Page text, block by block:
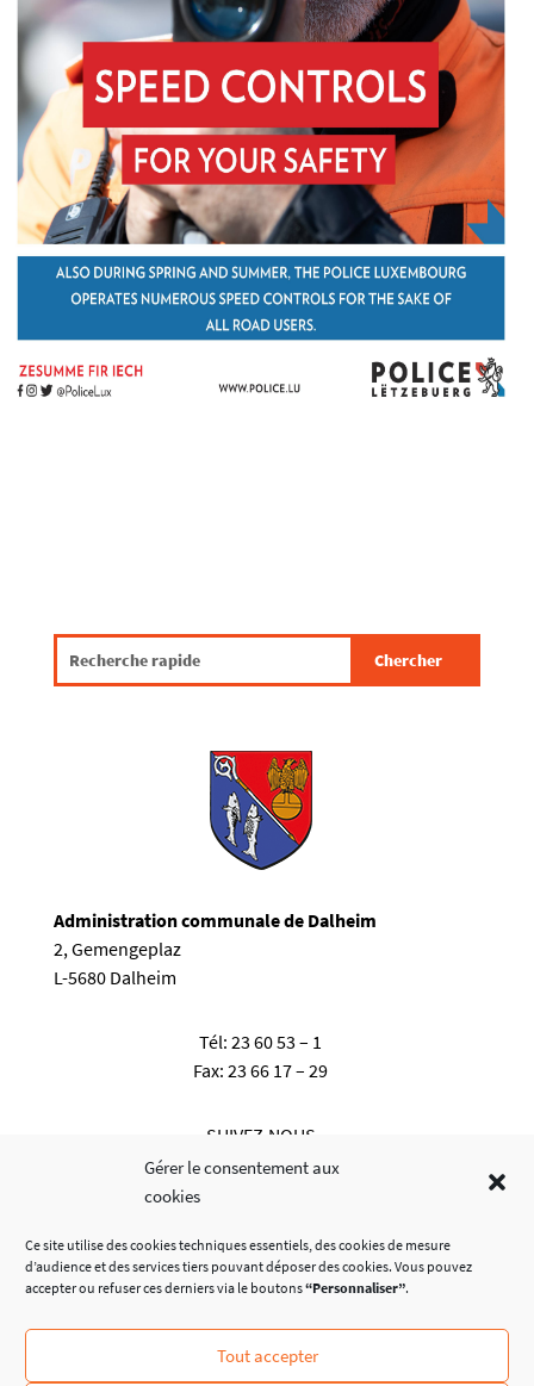
Gérer le consentement aux
cookies
Ce site utilise des cookies techniques essentiels, des cookies de mesure
d’audience et des services tiers pouvant déposer des cookies. Vous pouvez
accepter ou refuser ces derniers via le boutons“Personnaliser”.
Tout accepter
Administration communale de Dalheim
2, Gemengeplaz
L-5680 Dalheim
Tél:23 60 53 – 1
Fax:23 66 17 – 29
SUIVEZ-NOUS